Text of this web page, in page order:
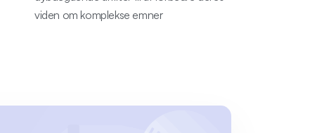
viden om komplekse emner